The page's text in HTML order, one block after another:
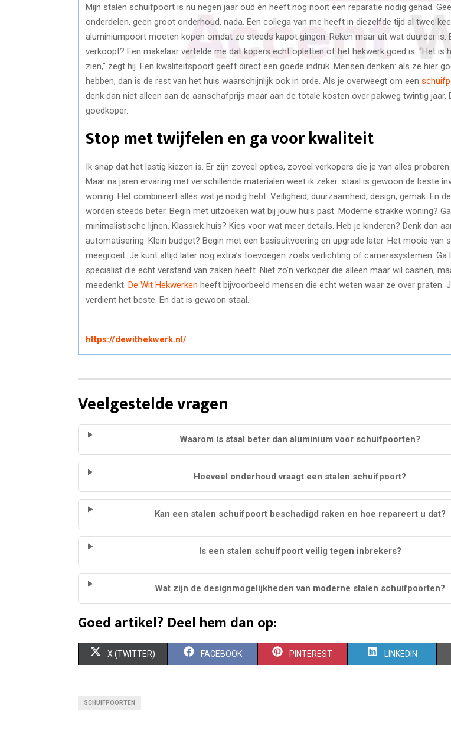
Mijn stalen schuifpoort is nu negen jaar oud en heeft nog nooit een reparatie nodig gehad.
onderdelen, geen groot onderhoud, nada. Een collega van me heeft in diezelfde tijd al twee
aluminiumpoort moeten kopen omdat ze steeds kapot gingen. Reken maar uit wat duurder is.
verkoopt? Een makelaar vertelde me dat kopers echt opletten of het hekwerk goed is. “Het is
zien,” zegt hij. Een kwaliteitspoort geeft direct een goede indruk. Mensen denken: als ze hier
hebben, dan is de rest van het huis waarschijnlijk ook in orde. Als je overweegt om een
denk dan niet alleen aan de aanschafprijs maar aan de totale kosten over pakweg twintig jaar.
goedkoper.
Stop met twijfelen en ga voor kwaliteit
Ik snap dat het lastig kiezen is. Er zijn zoveel opties, zoveel verkopers die je van alles proberen
Maar na jaren ervaring met verschillende materialen weet ik zeker: staal is gewoon de beste
woning. Het combineert alles wat je nodig hebt. Veiligheid, duurzaamheid, design, gemak. En
worden steeds beter. Begin met uitzoeken wat bij jouw huis past. Moderne strakke woning?
minimalistische lijnen. Klassiek huis? Kies voor wat meer details. Heb je kinderen? Denk dan
automatisering. Klein budget? Begin met een basisuitvoering en upgrade later. Het mooie van
meegroeit. Je kunt altijd later nog extra’s toevoegen zoals verlichting of camerasystemen. Ga
specialist die echt verstand van zaken heeft. Niet zo’n verkoper die alleen maar wil cashen,
meedenkt. De Wit Hekwerken heeft bijvoorbeeld mensen die echt weten waar ze over praten.
verdient het beste. En dat is gewoon staal.
https://dewithekwerk.nl/
Veelgestelde vragen
Waarom is staal beter dan aluminium voor schuifpoorten?
Hoeveel onderhoud vraagt een stalen schuifpoort?
Kan een stalen schuifpoort beschadigd raken en hoe repareert u dat?
Is een stalen schuifpoort veilig tegen inbrekers?
Wat zijn de designmogelijkheden van moderne stalen schuifpoorten?
Goed artikel? Deel hem dan op:
S
X (TWITTER) S
FACEBOOK S
PINTEREST S
LINKEDIN
SCHUIFPOORTEN